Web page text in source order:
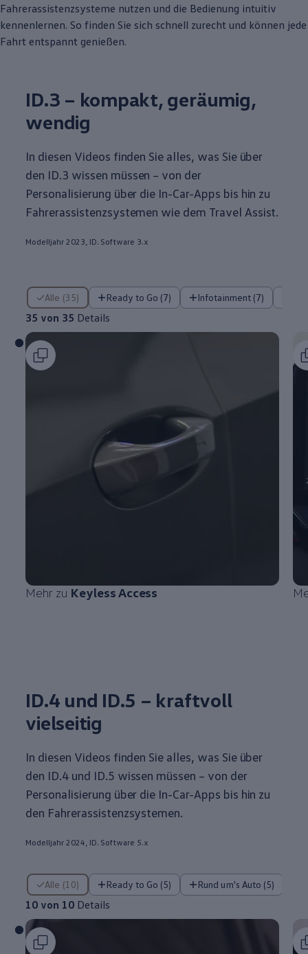
Fahrerassistenzsysteme nutzen und die Bedienung intuitiv
kennenlernen. So finden Sie sich schnell zurecht und können jede
Fahrt entspannt genießen.
ID.3 – kompakt, geräumig,
wendig
In diesen Videos finden Sie alles, was Sie über
den ID.3 wissen müssen – von der
Personalisierung über die In-Car-Apps bis hin zu
Fahrerassistenzsystemen wie dem Travel Assist.
Modelljahr 2023, ID. Software 3.x
Alle (35) Ready to Go (7) Infotainment (7)
35 von 35 Details
35 von 35 Details
Mehr zu Keyless Access
ID.4 und ID.5 – kraftvoll
vielseitig
In diesen Videos finden Sie alles, was Sie über
den ID.4 und ID.5 wissen müssen – von der
Personalisierung über die In-Car-Apps bis hin zu
den Fahrerassistenzsystemen.
Modelljahr 2024, ID. Software 5.x
Alle (10) Ready to Go (5) Rund um's Auto (5)
10 von 10 Details
10 von 10 Details